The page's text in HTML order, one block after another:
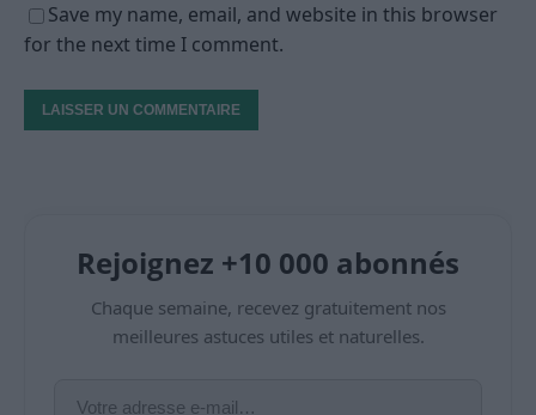
Save my name, email, and website in this browser
for the next time I comment.
Rejoignez +10 000 abonnés
Chaque semaine, recevez gratuitement nos
meilleures astuces utiles et naturelles.